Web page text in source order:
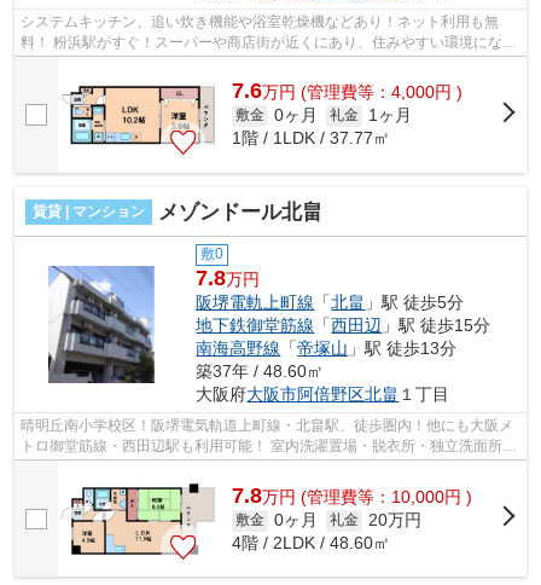
システムキッチン、追い炊き機能や浴室乾燥機などあり！ネット利用も無
料！ 粉浜駅がすぐ！スーパーや商店街が近くにあり、住みやすい環境になっ
ております。 ■□■□■□■□■□■□■□■□■□■□■...
7.6万円 (管理費等：4,000円 )
敷金 0ヶ月 礼金
1ヶ月
1階 / 1LDK / 37.77㎡
賃貸 | マンション メゾンドール北畠
敷0
7.8万円
阪堺電軌上町線 「北畠 」駅 徒歩5分
地下鉄御堂筋線 「西田辺 」駅 徒歩15分
南海高野線 「帝塚山 」駅 徒歩13分
築37年 / 48.60㎡
大阪府大阪市阿倍野区北畠 １丁目
晴明丘南小学校区！阪堺電気軌道上町線・北畠駅、徒歩圏内！他にも大阪メ
トロ御堂筋線・西田辺駅も利用可能！ 室内洗濯置場・脱衣所・独立洗面所・
7.8万円 (管理費等：10,000円 )
敷金 0ヶ月 礼金
20万円
4階 / 2LDK / 48.60㎡